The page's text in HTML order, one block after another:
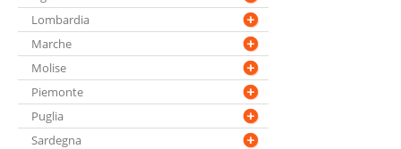
Lombardia
Marche
Molise
Piemonte
Puglia
Sardegna